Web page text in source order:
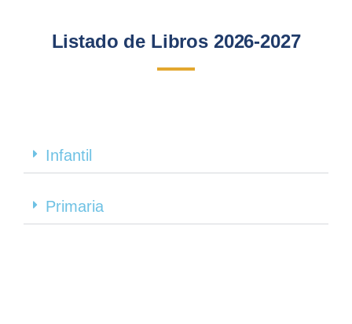
Listado de Libros 2026-2027
Infantil
Primaria